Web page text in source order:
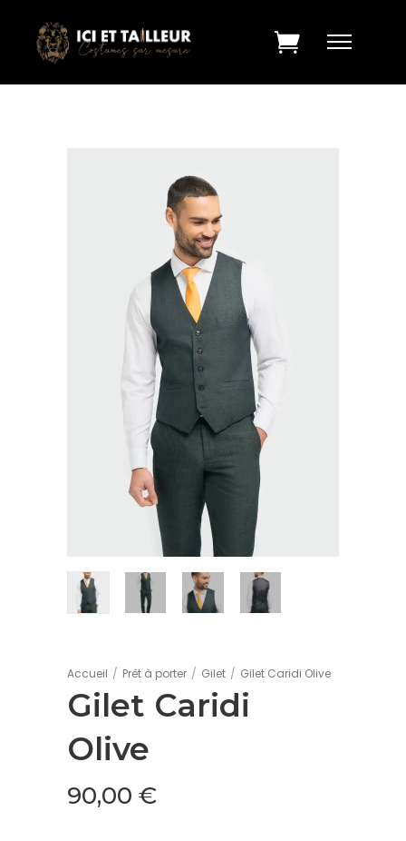
Accueil / Prêt à porter / Gilet / Gilet Caridi Olive
Gilet Caridi
Olive
90,00 €